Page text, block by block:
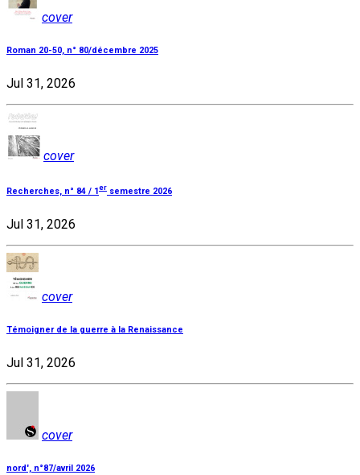
cover
Roman 20-50, n° 80/décembre 2025
Jul 31, 2026
cover
Recherches, n° 84 / 1er semestre 2026
Jul 31, 2026
cover
Témoigner de la guerre à la Renaissance
Jul 31, 2026
cover
nord', n°87/avril 2026